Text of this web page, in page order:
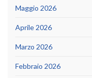
Maggio 2026
Aprile 2026
Marzo 2026
Febbraio 2026